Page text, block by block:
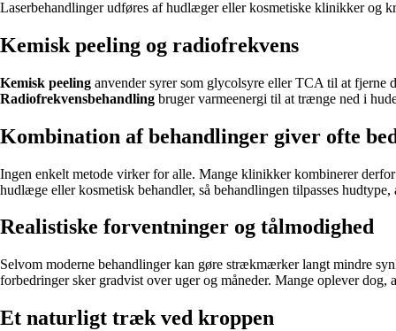
Laserbehandlinger udføres af hudlæger eller kosmetiske klinikker og
Kemisk peeling og radiofrekvens
Kemisk peeling anvender syrer som glycolsyre eller TCA til at fjerne
Radiofrekvensbehandling bruger varmeenergi til at trænge ned i
Kombination af behandlinger giver ofte
Ingen enkelt metode virker for alle. Mange klinikker kombinerer
hudlæge eller kosmetisk behandler, så behandlingen tilpasses
Realistiske forventninger og tålmodighed
Selvom moderne behandlinger kan gøre strækmærker langt mindre
forbedringer sker gradvist over uger og måneder. Mange oplever
Et naturligt træk ved kroppen